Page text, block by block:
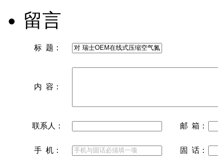
留言
标 题：
内 容：
联系人： 邮 箱：
手 机： 固 话：